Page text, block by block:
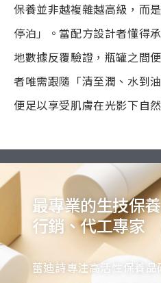
保養並非越複雜越高級，而
停泊」。當配方設計者懂得
地數據反覆驗證，瓶罐之間
者唯需跟隨「清至潤、水到
便足以享受肌膚在光影下自
最專業的生技保
行銷、代工專家
蕾迪詩專注高活性保養